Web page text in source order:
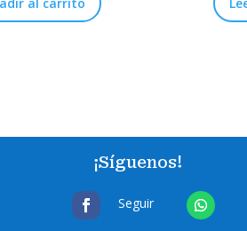
¡Síguenos!
Seguir